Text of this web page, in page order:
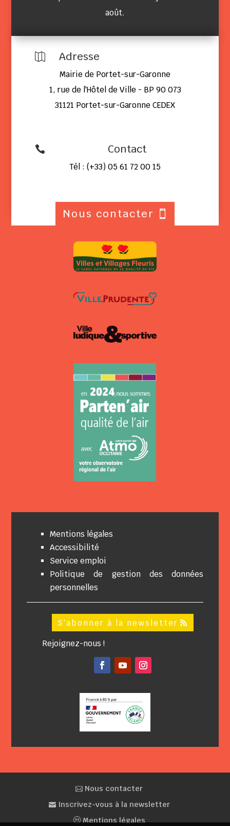
août.
 Adresse
Mairie de Portet-sur-Garonne
1, rue de l'Hôtel de Ville - BP 90 073
31121 Portet-sur-Garonne CEDEX
 Contact
Tél : (+33) 05 61 72 00 15
Nous contacter
Mentions légales
Accessibilité
Service emploi
Politique de gestion des données
personnelles
S'abonner à la newsletter
Rejoignez-nous !
Nous contacter
Inscrivez-vous à la newsletter
Mentions légales